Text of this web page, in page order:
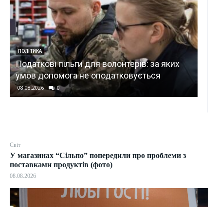
ПОЛІТИКА
Податкові пільги для волонтерів: за яких
умов допомога не оподатковується
08.08.2026 0
Світ
У магазинах “Сільпо” попередили про проблеми з
поставками продуктів (фото)
08.08.2026